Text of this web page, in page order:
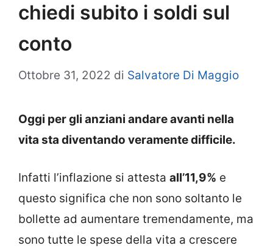
chiedi subito i soldi sul
conto
Ottobre 31, 2022 di Salvatore Di Maggio
Oggi per gli anziani andare avanti nella
vita sta diventando veramente difficile.
Infatti l’inflazione si attesta all’11,9% e
questo significa che non sono soltanto le
bollette ad aumentare tremendamente, ma
sono tutte le spese della vita a crescere